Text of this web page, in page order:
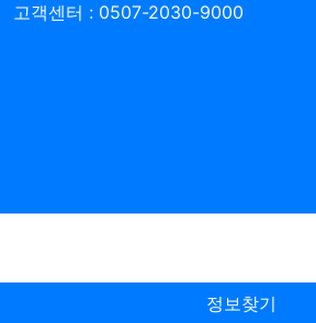
고객센터 : 0507-2030-9000
정보찾기